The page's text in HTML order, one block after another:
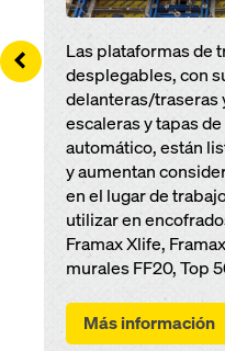
Las plataformas de
desplegables, con
delanteras/traseras
escaleras y tapas
automático, están
y aumentan
en el lugar de
utilizar en
Framax Xlife,
murales FF20, Top
Más información
Left